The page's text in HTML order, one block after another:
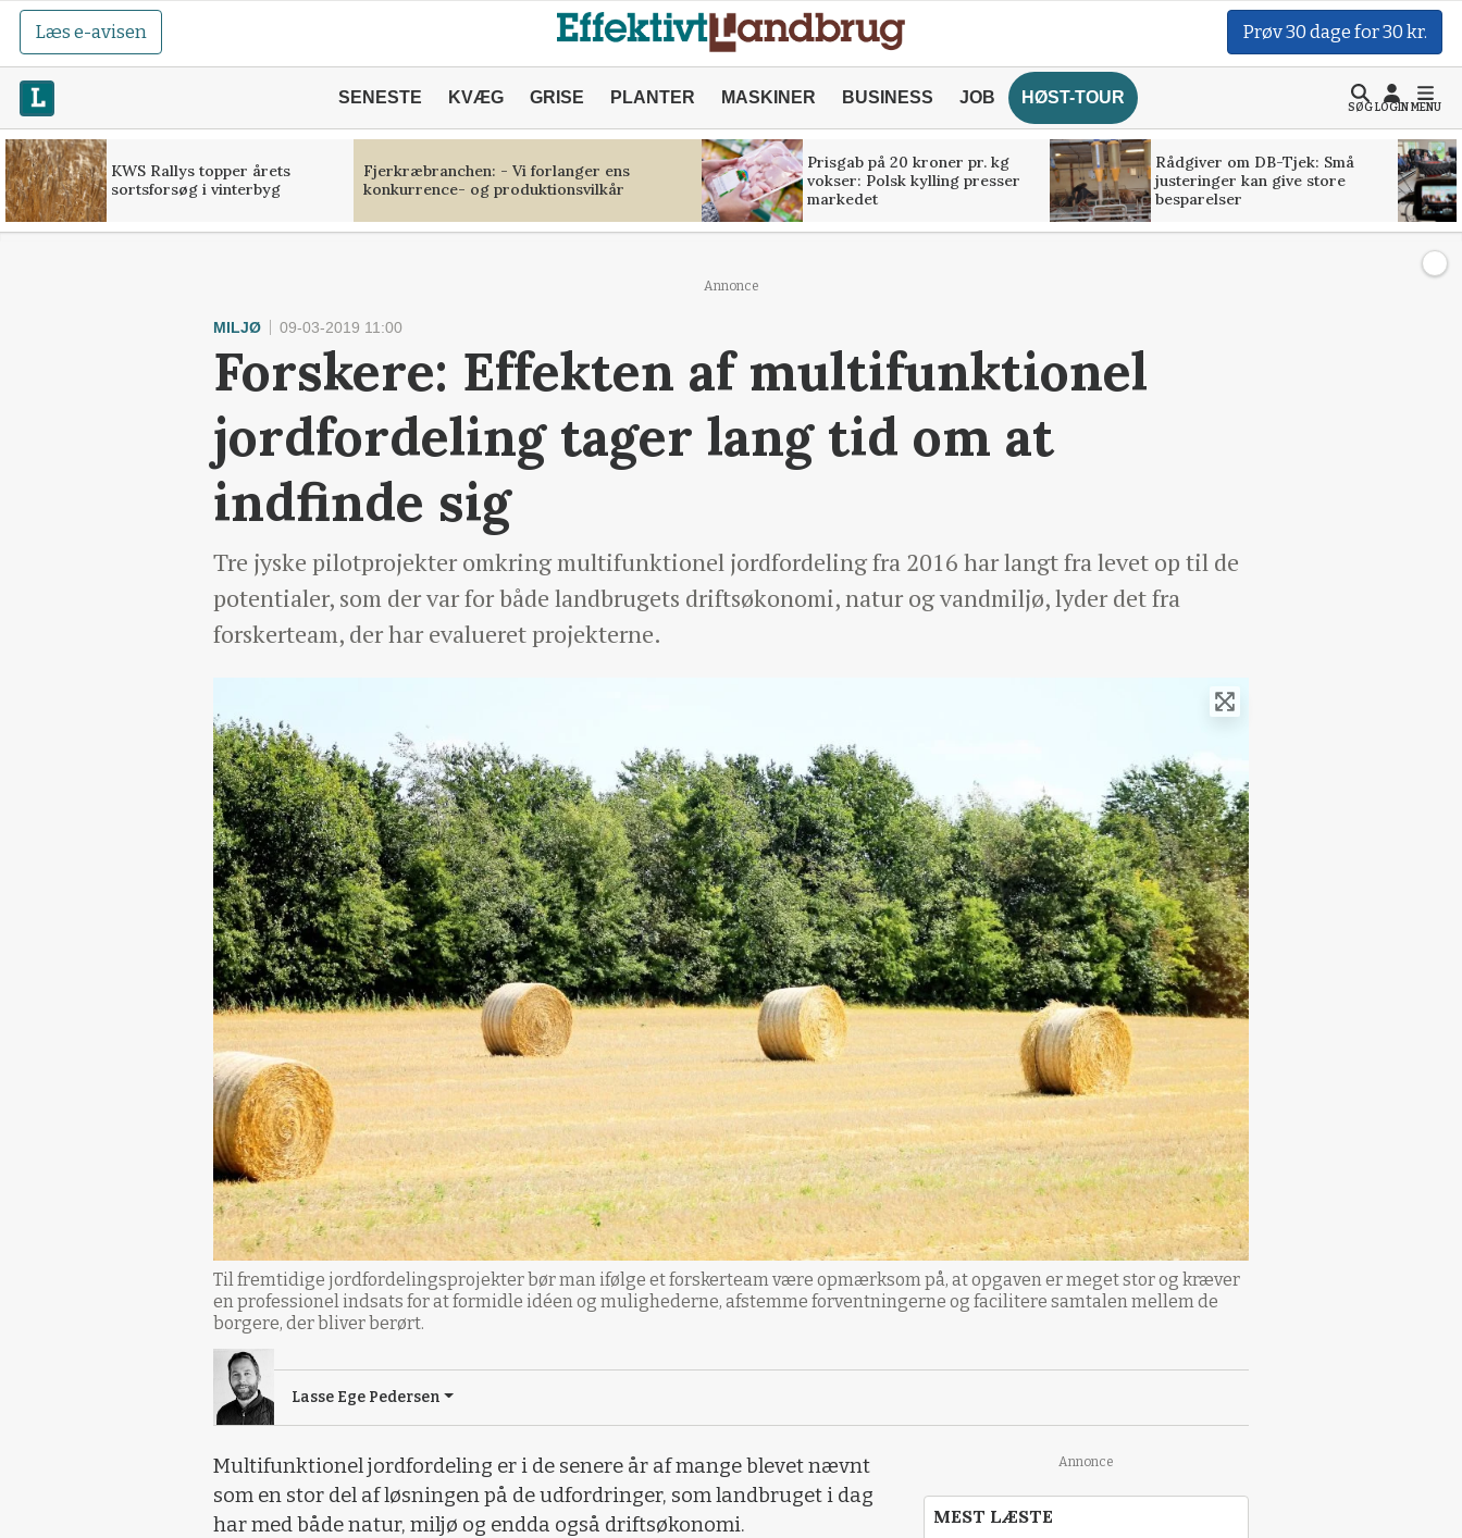
Læs e-avisen Prøv 30 dage for 30 kr.
SENESTE KVÆG GRISE PLANTER MASKINER BUSINESS JOB HØST-TOUR
SØGLOGINMENU
KWS Rallys topper årets
sortsforsøg i vinterbyg
Fjerkræbranchen: - Vi forlanger ens
konkurrence- og produktionsvilkår
Prisgab på 20 kroner pr. kg
vokser: Polsk kylling presser
markedet
Rådgiver om DB-Tjek: Små
justeringer kan give store
besparelser
Annonce
MILJØ 09-03-2019 11:00
Forskere: Effekten af multifunktionel
jordfordeling tager lang tid om at
indfinde sig
Tre jyske pilotprojekter omkring multifunktionel jordfordeling fra 2016 har langt fra levet op til de
potentialer, som der var for både landbrugets driftsøkonomi, natur og vandmiljø, lyder det fra
forskerteam, der har evalueret projekterne.
Til fremtidige jordfordelingsprojekter bør man ifølge et forskerteam være opmærksom på, at opgaven er meget stor og kræver
en professionel indsats for at formidle idéen og mulighederne, afstemme forventningerne og facilitere samtalen mellem de
borgere, der bliver berørt.
Lasse Ege Pedersen
Multifunktionel jordfordeling er i de senere år af mange blevet nævnt
som en stor del af løsningen på de udfordringer, som landbruget i dag
har med både natur, miljø og endda også driftsøkonomi.
Annonce
MEST LÆSTE